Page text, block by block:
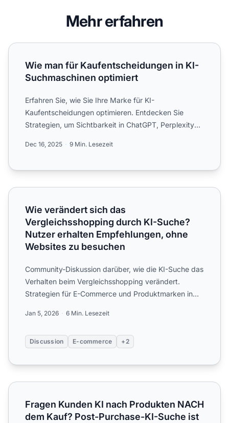
Mehr erfahren
Wie man für Kaufentscheidungen in KI-Suchmaschinen
Wie man für Kaufentscheidungen in KI-
Suchmaschinen optimiert
Erfahren Sie, wie Sie Ihre Marke für KI-
Kaufentscheidungen optimieren. Entdecken Sie
Strategien, um Sichtbarkeit in ChatGPT, Perplexity
Dec 16, 2025 9 Min. Lesezeit
Wie verändert sich das Vergleichsshopping durch KI-
Wie verändert sich das
Vergleichsshopping durch KI-Suche?
Nutzer erhalten Empfehlungen, ohne
Websites zu besuchen
Community-Diskussion darüber, wie die KI-Suche das
Verhalten beim Vergleichsshopping verändert.
Strategien für E-Commerce und Produktmarken in
Jan 5, 2026 6 Min. Lesezeit
Discussion E-commerce +2
Fragen Kunden KI nach Produkten NACH dem Kauf?
Fragen Kunden KI nach Produkten NACH
dem Kauf? Post-Purchase-KI-Suche ist